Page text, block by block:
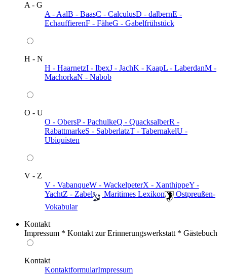
A - G
A - AalB - BaasC - CalculusD - dalbernE -
EchauffierenF - FäheG - Gabelfrühstück
H - N
H - HaarnetzI - IbexJ - JachK - KaapL - LaberdanM -
MachorkaN - Nabob
O - U
O - ObersP - PachulkeQ - QuacksalberR -
RabattmarkeS - SabberlatzT - TabernakelU -
Ubiquisten
V - Z
V - VabanqueW - WackelpeterX - XanthippeY -
YachtZ - Zabel ️ Maritimes Lexikon
️ Ostpreußen-
Vokabular
Kontakt
Impressum * Kontakt zur Erinnerungswerkstatt * Gästebuch
Kontakt
KontaktformularImpressum